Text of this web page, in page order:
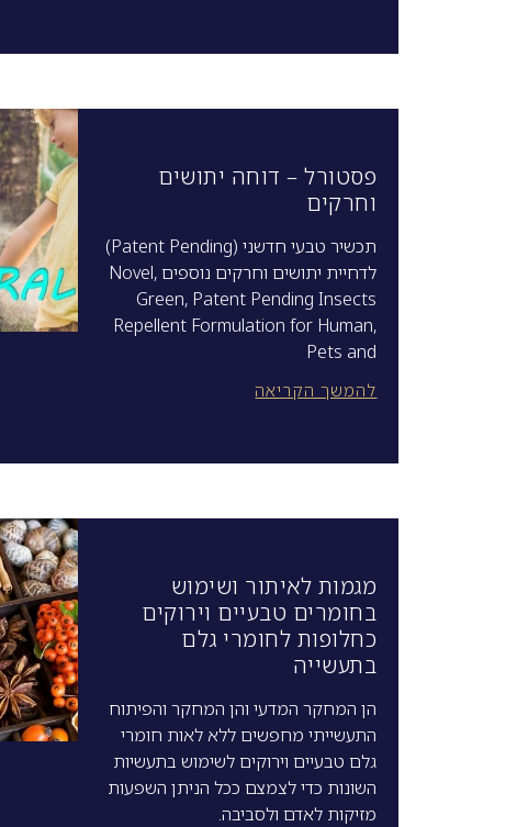
פסטורל – דוחה יתושים
וחרקים
תכשיר טבעי חדשני (Patent Pending)
לדחיית יתושים וחרקים נוספים Novel,
Green, Patent Pending Insects
Repellent Formulation for Human,
Pets and
להמשך הקריאה
מגמות לאיתור ושימוש
בחומרים טבעיים וירוקים
כחלופות לחומרי גלם
בתעשייה
הן המחקר המדעי והן המחקר והפיתוח
התעשייתי מחפשים ללא לאות חומרי
גלם טבעיים וירוקים לשימוש בתעשיות
השונות כדי לצמצם ככל הניתן השפעות
מזיקות לאדם ולסביבה.